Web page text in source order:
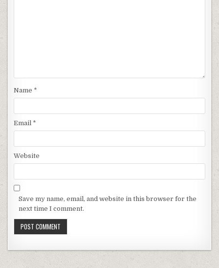
Name *
Email *
Website
Save my name, email, and website in this browser for the
next time I comment.